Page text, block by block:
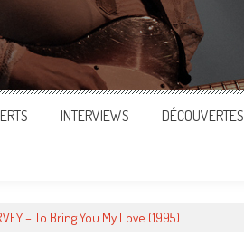
INTERVIEWS DÉCOUVERTES
– To Bring You My Love (1995)